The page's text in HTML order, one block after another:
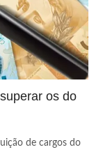
os do
de cargos do